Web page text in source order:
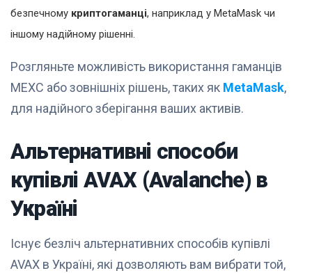
безпечному криптогаманці, наприклад у MetaMask чи
іншому надійному рішенні.
Розгляньте можливість використання гаманців
MEXC або зовнішніх рішень, таких як MetaMask,
для надійного зберігання ваших активів.
Альтернативні способи
купівлі AVAX (Avalanche) в
Україні
Існує безліч альтернативних способів купівлі
AVAX в Україні, які дозволяють вам вибрати той,